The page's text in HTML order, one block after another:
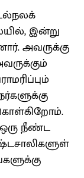
இன்று
அவருக்கு
ஒரு நீண்ட